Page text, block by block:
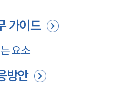
가이드
요소
방안